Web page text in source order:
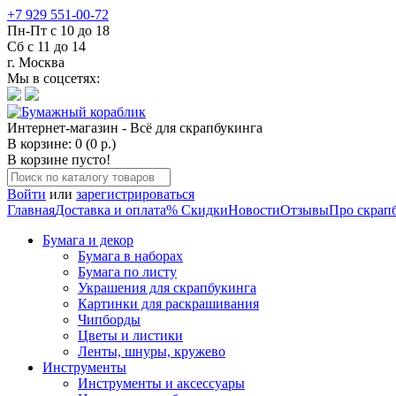
+7 929 551-00-72
Пн-Пт с 10 до 18
Сб с 11 до 14
г. Москва
Мы в соцсетях:
Интернет-магазин - Всё для скрапбукинга
В корзине: 0 (0 р.)
В корзине пусто!
Войти или зарегистрироваться
ГлавнаяДоставка и оплата% СкидкиНовостиОтзывыПро
Бумага и декор
Бумага в наборах
Бумага по листу
Украшения для скрапбукинга
Картинки для раскрашивания
Чипборды
Цветы и листики
Ленты, шнуры, кружево
Инструменты
Инструменты и аксессуары